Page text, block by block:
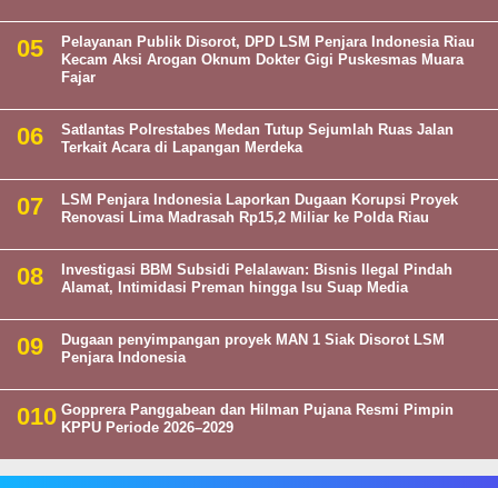
Pelayanan Publik Disorot, DPD LSM Penjara Indonesia Riau
Kecam Aksi Arogan Oknum Dokter Gigi Puskesmas Muara
Fajar
Satlantas Polrestabes Medan Tutup Sejumlah Ruas Jalan
Terkait Acara di Lapangan Merdeka
LSM Penjara Indonesia Laporkan Dugaan Korupsi Proyek
Renovasi Lima Madrasah Rp15,2 Miliar ke Polda Riau
Investigasi BBM Subsidi Pelalawan: Bisnis Ilegal Pindah
Alamat, Intimidasi Preman hingga Isu Suap Media
Dugaan penyimpangan proyek MAN 1 Siak Disorot LSM
Penjara Indonesia
Gopprera Panggabean dan Hilman Pujana Resmi Pimpin
KPPU Periode 2026–2029